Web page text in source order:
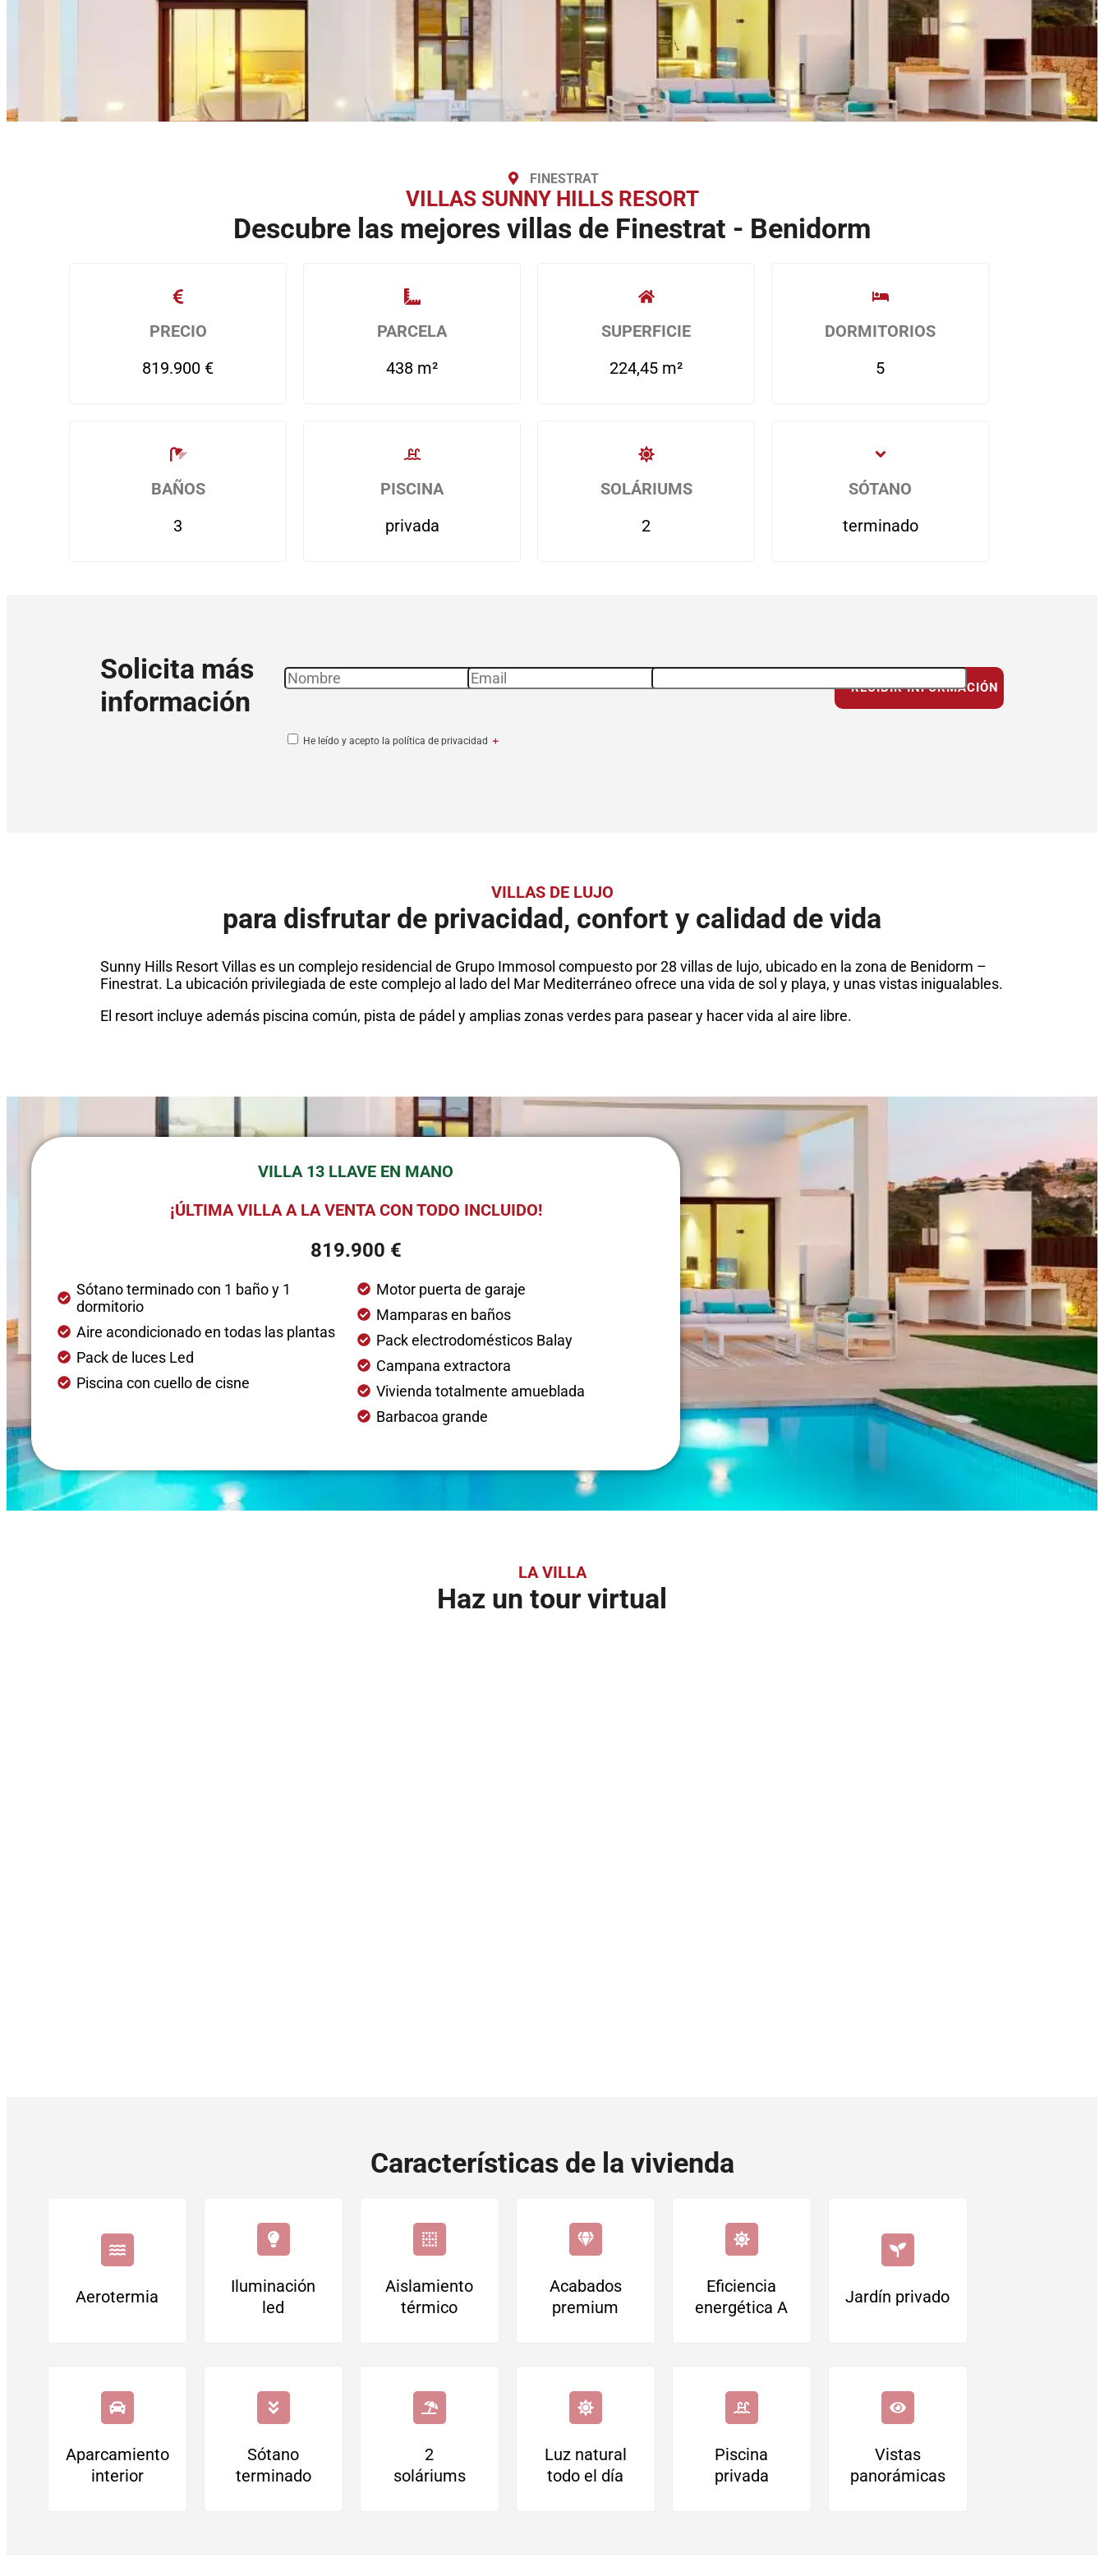
-
i
n
m
FINESTRAT
VILLAS SUNNY HILLS RESORT
Descubre las mejores villas de Finestrat - Benidorm
PRECIO
819.900 €
PARCELA
438 m²
SUPERFICIE
224,45 m²
DORMITORIOS
5
BAÑOS
3
PISCINA
privada
SOLÁRIUMS
2
SÓTANO
terminado
Solicita más
información
He leído y acepto la política de privacidad ＋
VILLAS DE LUJO
para disfrutar de privacidad, confort y calidad de vida
Sunny Hills Resort Villas es un complejo residencial de Grupo Immosol compuesto por 28 villas de lujo, ubicado en la zona de Benidorm –
Finestrat. La ubicación privilegiada de este complejo al lado del Mar Mediterráneo ofrece una vida de sol y playa, y unas vistas inigualables.
El resort incluye además piscina común, pista de pádel y amplias zonas verdes para pasear y hacer vida al aire libre.
VILLA 13 LLAVE EN MANO
¡ÚLTIMA VILLA A LA VENTA CON TODO INCLUIDO!
819.900 €
Sótano terminado con 1 baño y 1
dormitorio
Aire acondicionado en todas las plantas
Pack de luces Led
Piscina con cuello de cisne
Motor puerta de garaje
Mamparas en baños
Pack electrodomésticos Balay
Campana extractora
Vivienda totalmente amueblada
Barbacoa grande
LA VILLA
Haz un tour virtual
Características de la vivienda
Aerotermia
Iluminación
led
Aislamiento
térmico
Acabados
premium
Eficiencia
energética A
Jardín privado
Aparcamiento
interior
Sótano
terminado
2
soláriums
Luz natural
todo el día
Piscina
privada
Vistas
panorámicas